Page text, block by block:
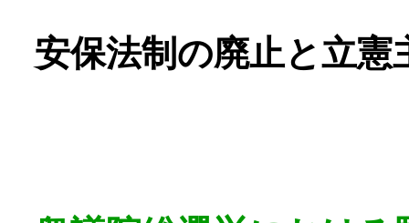
安保法制の廃止と立